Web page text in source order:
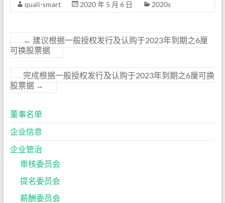
quali-smart 2020 年 5 月 6 日 2020s
← 建议根据一般授权发行及认购于2023年到期之6厘
可换股票据
完成根据一般授权发行及认购于2023年到期之6厘可换
股票据 →
董事名单
企业信息
企业管治
审核委员会
提名委员会
薪酬委员会